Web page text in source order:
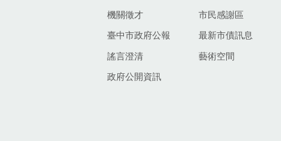
機關徵才
臺中市政府公報
謠言澄清
政府公開資訊
市民感謝區
最新市債訊息
藝術空間